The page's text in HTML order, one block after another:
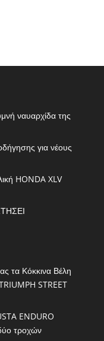
ναυαρχίδα της
για νέους
HONDA XLV
τα Κόκκινα Βέλη
STREET
ENDURO
τροχών